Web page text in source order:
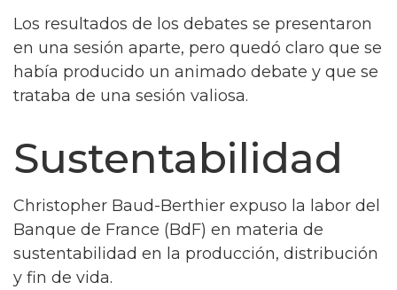
Los resultados de los debates se presentaron
en una sesión aparte, pero quedó claro que se
había producido un animado debate y que se
trataba de una sesión valiosa.
Sustentabilidad
Christopher Baud-Berthier expuso la labor del
Banque de France (BdF) en materia de
sustentabilidad en la producción, distribución
y fin de vida.